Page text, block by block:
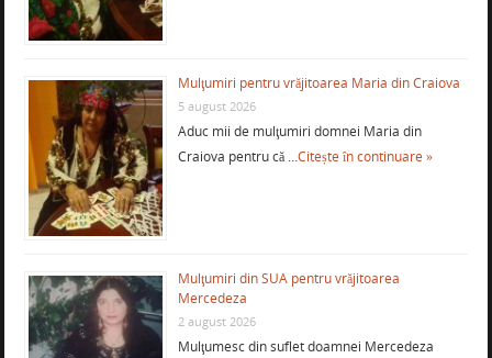
Mulţumiri pentru vrăjitoarea Maria din Craiova
5 august 2026
Aduc mii de mulţumiri domnei Maria din
Craiova pentru că …Citește în continuare »
Mulţumiri din SUA pentru vrăjitoarea
Mercedeza
2 august 2026
Mulţumesc din suflet doamnei Mercedeza